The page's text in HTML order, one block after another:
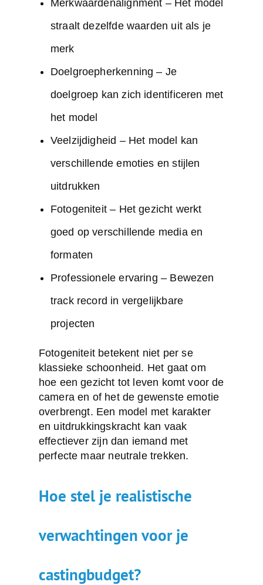
Merkwaardenalignment – Het model
straalt dezelfde waarden uit als je
merk
Doelgroepherkenning – Je
doelgroep kan zich identificeren met
het model
Veelzijdigheid – Het model kan
verschillende emoties en stijlen
uitdrukken
Fotogeniteit – Het gezicht werkt
goed op verschillende media en
formaten
Professionele ervaring – Bewezen
track record in vergelijkbare
projecten
Fotogeniteit betekent niet per se
klassieke schoonheid. Het gaat om
hoe een gezicht tot leven komt voor de
camera en of het de gewenste emotie
overbrengt. Een model met karakter
en uitdrukkingskracht kan vaak
effectiever zijn dan iemand met
perfecte maar neutrale trekken.
Hoe stel je realistische
verwachtingen voor je
castingbudget?